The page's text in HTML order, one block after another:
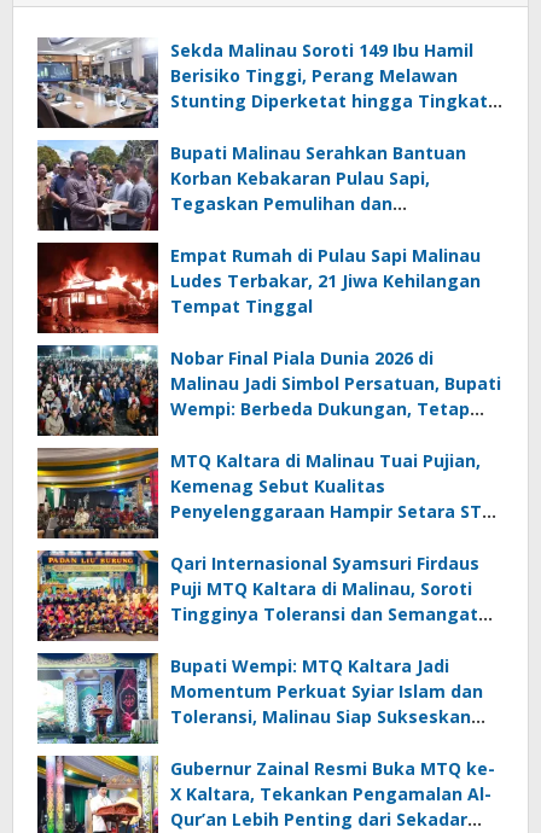
Sekda Malinau Soroti 149 Ibu Hamil
Berisiko Tinggi, Perang Melawan
Stunting Diperketat hingga Tingkat
Bupati Malinau Serahkan Bantuan
Korban Kebakaran Pulau Sapi,
Tegaskan Pemulihan dan
Empat Rumah di Pulau Sapi Malinau
Ludes Terbakar, 21 Jiwa Kehilangan
Tempat Tinggal
Nobar Final Piala Dunia 2026 di
Malinau Jadi Simbol Persatuan, Bupati
Wempi: Berbeda Dukungan, Tetap
MTQ Kaltara di Malinau Tuai Pujian,
Kemenag Sebut Kualitas
Penyelenggaraan Hampir Setara STQ
Qari Internasional Syamsuri Firdaus
Puji MTQ Kaltara di Malinau, Soroti
Tingginya Toleransi dan Semangat
Bupati Wempi: MTQ Kaltara Jadi
Momentum Perkuat Syiar Islam dan
Toleransi, Malinau Siap Sukseskan
Gubernur Zainal Resmi Buka MTQ ke-
X Kaltara, Tekankan Pengamalan Al-
Qur’an Lebih Penting dari Sekadar